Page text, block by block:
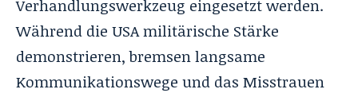
Verhandlungswerkzeug eingesetzt werden.
Während die USA militärische Stärke
demonstrieren, bremsen langsame
Kommunikationswege und das Misstrauen